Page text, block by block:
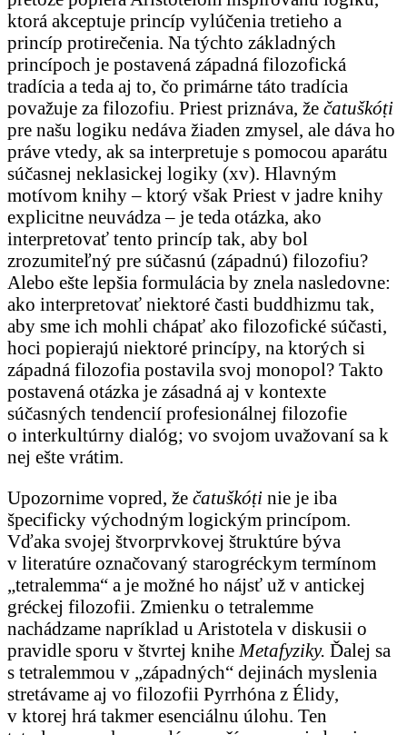
ktorá akceptuje princíp vylúčenia tretieho a
princíp protirečenia. Na týchto základných
princípoch je postavená západná filozofická
tradícia a teda aj to, čo primárne táto tradícia
považuje za filozofiu. Priest priznáva, že čatuškóṭi
pre našu logiku nedáva žiaden zmysel, ale dáva ho
práve vtedy, ak sa interpretuje s pomocou aparátu
súčasnej neklasickej logiky (xv). Hlavným
motívom knihy – ktorý však Priest v jadre knihy
explicitne neuvádza – je teda otázka, ako
interpretovať tento princíp tak, aby bol
zrozumiteľný pre súčasnú (západnú) filozofiu?
Alebo ešte lepšia formulácia by znela nasledovne:
ako interpretovať niektoré časti buddhizmu tak,
aby sme ich mohli chápať ako filozofické súčasti,
hoci popierajú niektoré princípy, na ktorých si
západná filozofia postavila svoj monopol? Takto
postavená otázka je zásadná aj v kontexte
súčasných tendencií profesionálnej filozofie
o interkultúrny dialóg; vo svojom uvažovaní sa k
nej ešte vrátim.
Upozornime vopred, že čatuškóṭi nie je iba
špecificky východným logickým princípom.
Vďaka svojej štvorprvkovej štruktúre býva
v literatúre označovaný starogréckym termínom
„tetralemma“ a je možné ho nájsť už v antickej
gréckej filozofii. Zmienku o tetralemme
nachádzame napríklad u Aristotela v diskusii o
pravidle sporu v štvrtej knihe Metafyziky. Ďalej sa
s tetralemmou v „západných“ dejinách myslenia
stretávame aj vo filozofii Pyrrhóna z Élidy,
v ktorej hrá takmer esenciálnu úlohu. Ten